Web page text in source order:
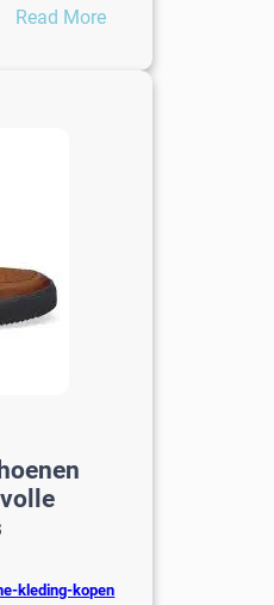
Read More:
kleding-kopen